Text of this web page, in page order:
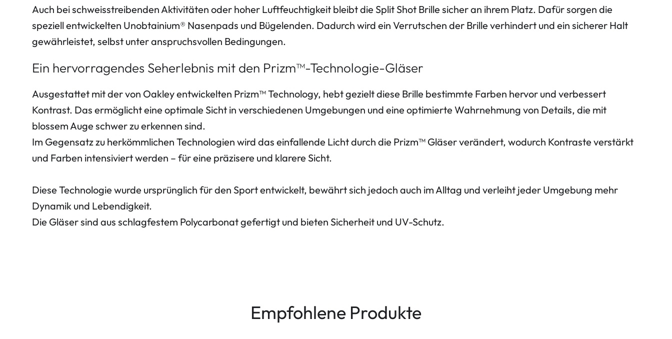
Auch bei schweisstreibenden Aktivitäten oder hoher Luftfeuchtigkeit bleibt die Split Shot Brille sicher an ihrem Platz. Dafür sorgen die
speziell entwickelten Unobtainium® Nasenpads und Bügelenden. Dadurch wird ein Verrutschen der Brille verhindert und ein sicherer Halt
gewährleistet, selbst unter anspruchsvollen Bedingungen.
Ein hervorragendes Seherlebnis mit den Prizm™-Technologie-Gläser
Ausgestattet mit der von Oakley entwickelten Prizm™ Technology, hebt gezielt diese Brille bestimmte Farben hervor und verbessert
Kontrast. Das ermöglicht eine optimale Sicht in verschiedenen Umgebungen und eine optimierte Wahrnehmung von Details, die mit
blossem Auge schwer zu erkennen sind.
Im Gegensatz zu herkömmlichen Technologien wird das einfallende Licht durch die Prizm™ Gläser verändert, wodurch Kontraste verstärkt
und Farben intensiviert werden – für eine präzisere und klarere Sicht.
Diese Technologie wurde ursprünglich für den Sport entwickelt, bewährt sich jedoch auch im Alltag und verleiht jeder Umgebung mehr
Dynamik und Lebendigkeit.
Die Gläser sind aus schlagfestem Polycarbonat gefertigt und bieten Sicherheit und UV-Schutz.
Empfohlene Produkte